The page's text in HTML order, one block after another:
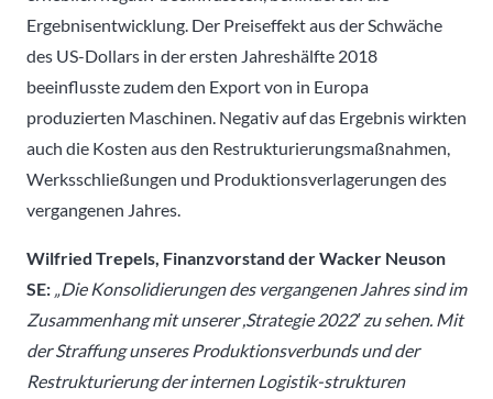
Ergebnisentwicklung. Der Preiseffekt aus der Schwäche
des US-Dollars in der ersten Jahreshälfte 2018
beeinflusste zudem den Export von in Europa
produzierten Maschinen. Negativ auf das Ergebnis wirkten
auch die Kosten aus den Restrukturierungsmaßnahmen,
Werksschließungen und Produktionsverlagerungen des
vergangenen Jahres.
Wilfried Trepels, Finanzvorstand der Wacker Neuson
SE: „Die Konsolidierungen des vergangenen Jahres sind im
Zusammenhang mit unserer ,Strategie 2022′ zu sehen. Mit
der Straffung unseres Produktionsverbunds und der
Restrukturierung der internen Logistik-strukturen